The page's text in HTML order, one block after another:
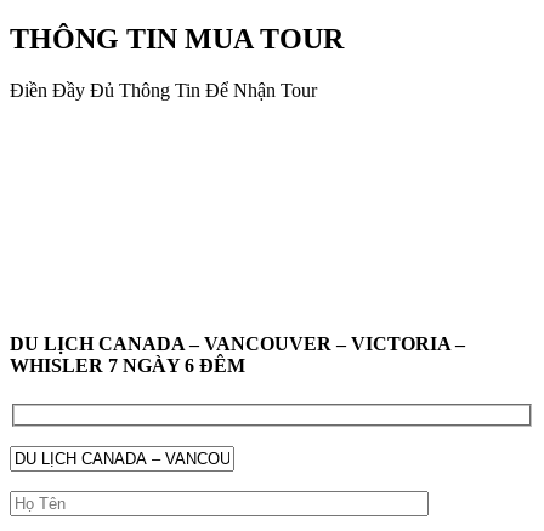
THÔNG TIN MUA TOUR
Điền Đầy Đủ Thông Tin Để Nhận Tour
DU LỊCH CANADA – VANCOUVER – VICTORIA –
WHISLER 7 NGÀY 6 ĐÊM